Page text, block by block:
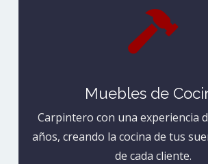

Muebles de
Carpintero con una experiencia
años, creando la cocina de tus
de cada cliente.